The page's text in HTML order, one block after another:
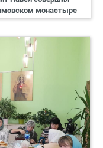
монастыре